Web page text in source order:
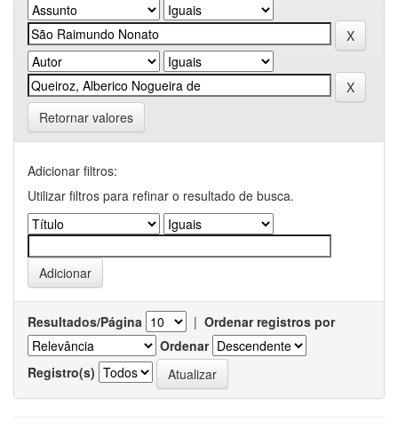
Retornar valores
Adicionar filtros:
Utilizar filtros para refinar o resultado de busca.
Resultados/Página | Ordenar registros por
Ordenar
Registro(s)